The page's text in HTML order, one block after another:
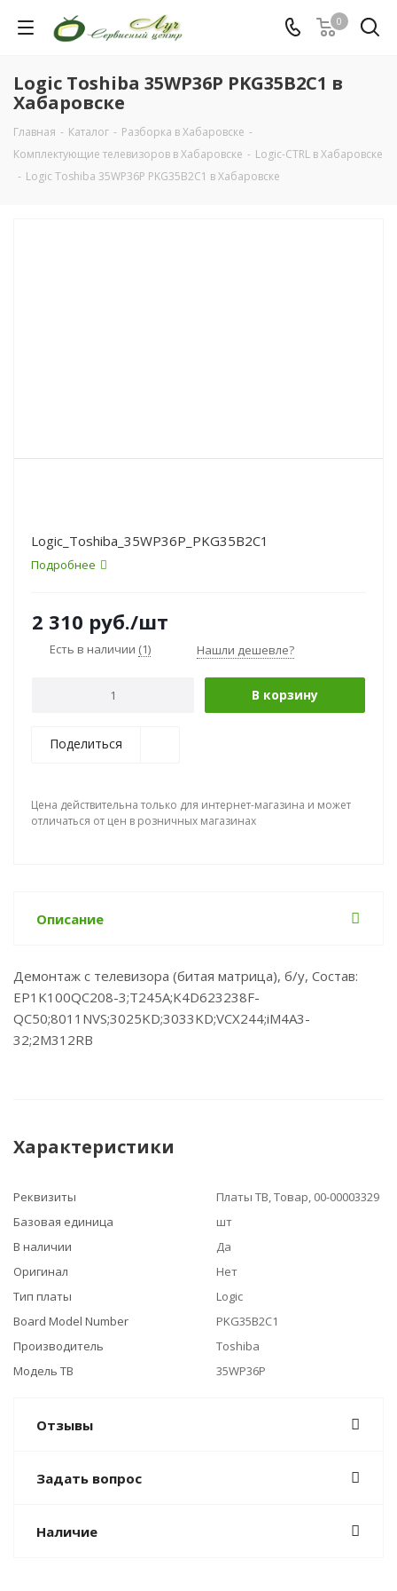
0
Logic Toshiba 35WP36P PKG35B2C1 в
Хабаровске
Главная - Каталог - Разборка в Хабаровске -
Комплектующие телевизоров в Хабаровске - Logic-CTRL в Хабаровске
- Logic Toshiba 35WP36P PKG35B2C1 в Хабаровске
Logic_Toshiba_35WP36P_PKG35B2C1
Подробнее
2 310 руб./шт
Есть в наличии (1) Нашли дешевле?
В корзину
Поделиться
Цена действительна только для интернет-магазина и может
отличаться от цен в розничных магазинах
Описание
Демонтаж с телевизора (битая матрица), б/у, Состав:
EP1K100QC208-3;T245A;K4D623238F-
QC50;8011NVS;3025KD;3033KD;VCX244;iM4A3-
32;2M312RB
Характеристики
Реквизиты
Платы ТВ, Товар, 00-00003329
Базовая единица
шт
В наличии
Да
Оригинал
Нет
Тип платы
Logic
Board Model Number
PKG35B2C1
Производитель
Toshiba
Модель ТВ
35WP36P
Отзывы
Задать вопрос
Наличие